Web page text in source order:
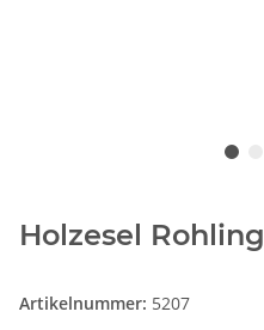
Holzesel Rohling
Artikelnummer: 5207